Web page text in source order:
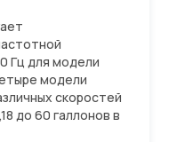
Гц для модели
модели
скоростей
до 60 галлонов в